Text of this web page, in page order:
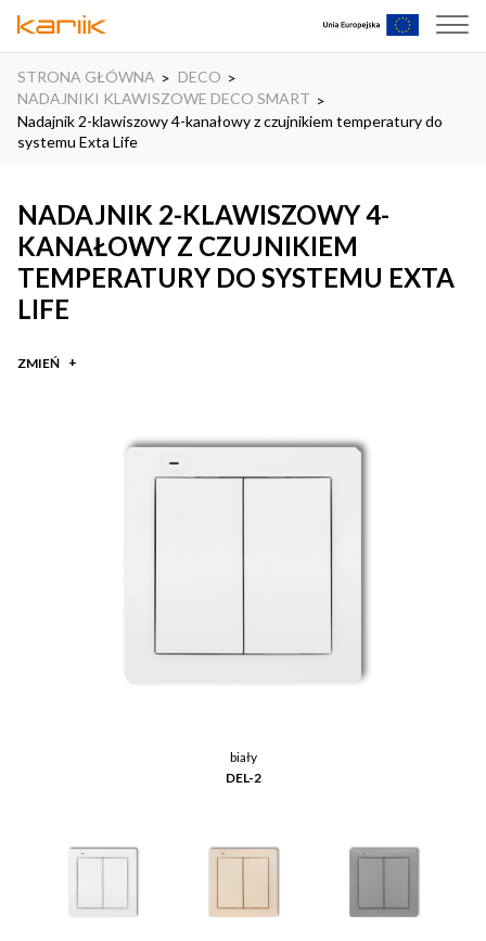
STRONA GŁÓWNA
DECO
NADAJNIKI KLAWISZOWE DECO SMART
Nadajnik 2-klawiszowy 4-kanałowy z czujnikiem temperatury do
systemu Exta Life
NADAJNIK 2-KLAWISZOWY 4-
KANAŁOWY Z CZUJNIKIEM
TEMPERATURY DO SYSTEMU EXTA
LIFE
ZMIEŃ
biały
DEL-2